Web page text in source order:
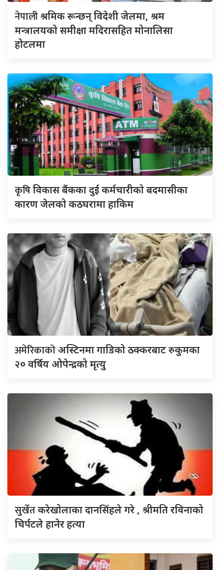
नेपालीश्रमिक रून्छन् विदेशी जेलमा, श्रम
मन्त्रालयको समीक्षा मदिरासहित मोनालिसा
होटलमा
कृषिविकास बैंकका दुई कर्मचारीकाे बदमासीका
कारण जेलको कठघरामा हाकिम
अमेरिकाकोअस्टिनमा गाडिको ठक्करबाट रुकुमका
२० वर्षिय ओपेन्द्रको मृत्यु
सुर्खेतकरेखोलाका दानसिंहले गरे , श्रीमति रविनाको
चिर्पटले हानेर हत्या